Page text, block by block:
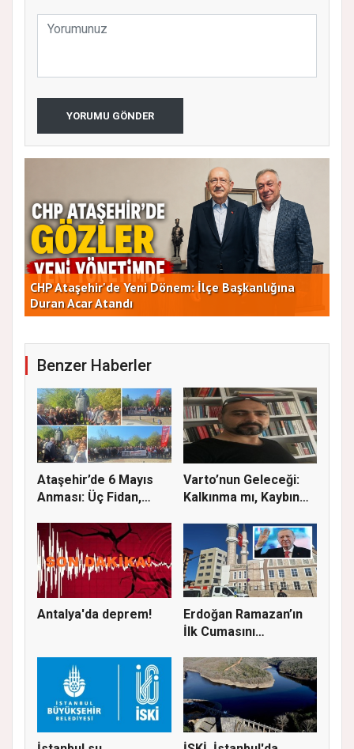
YORUMU GÖNDER
Yeni Parti Ataşehir'de Kurucu Kadro Belli Oldu
Benzer Haberler
Ataşehir’de 6 Mayıs
Anması: Üç Fidan,
Varto’nun Geleceği:
Kalkınma mı, Kaybın
Antalya'da deprem!
Erdoğan Ramazan’ın
İlk Cumasını